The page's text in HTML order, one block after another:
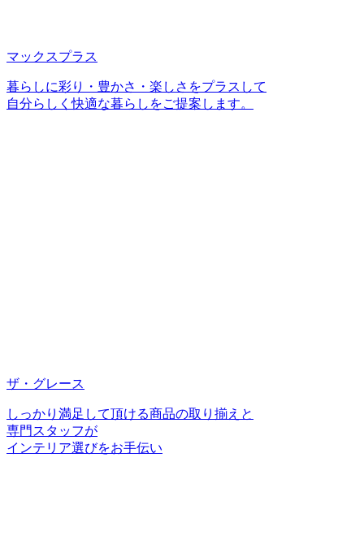
マックスプラス
暮らしに彩り・豊かさ・楽しさをプラスして
自分らしく快適な暮らしをご提案します。
ザ・グレース
しっかり満足して頂ける商品の取り揃えと
専門スタッフが
インテリア選びをお手伝い